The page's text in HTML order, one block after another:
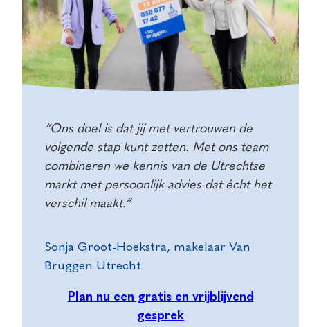
“Ons doel is dat jij met vertrouwen de
volgende stap kunt zetten. Met ons team
combineren we kennis van de Utrechtse
markt met persoonlijk advies dat écht het
verschil maakt.”
Sonja Groot-Hoekstra, makelaar Van
Bruggen Utrecht
Plan nu een gratis en vrijblijvend
gesprek